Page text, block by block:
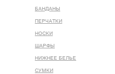
БАНДАНЫ
ПЕРЧАТКИ
НОСКИ
ШАРФЫ
НИЖНЕЕ БЕЛЬЕ
СУМКИ